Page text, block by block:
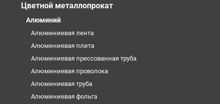
Цветной металлопрокат
Алюминий
Алюминиевая лента
Алюминиевая плита
Алюминиевая прессованная труба
Алюминиевая проволока
Алюминиевая труба
Алюминиевая фольга